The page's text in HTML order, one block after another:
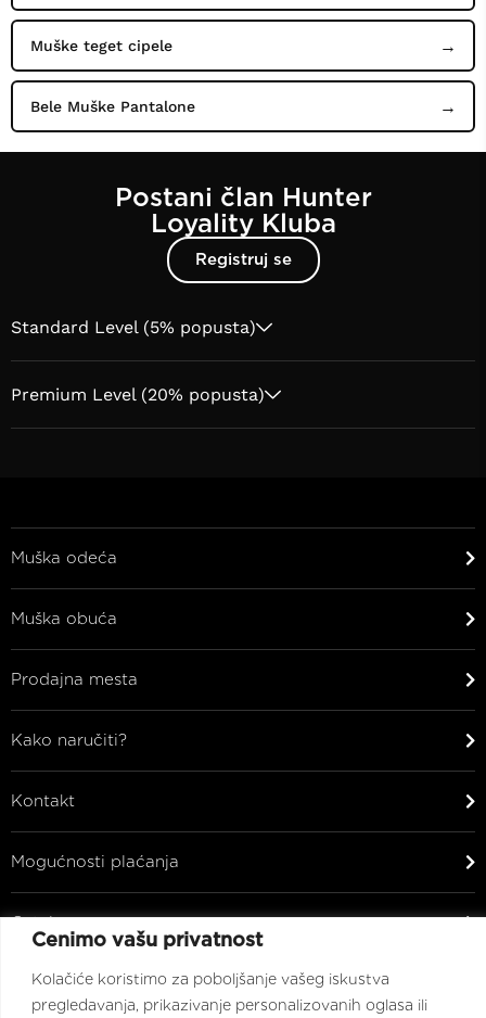
Cenimo vašu privatnost
Kolačiće koristimo za poboljšanje vašeg iskustva
pregledavanja, prikazivanje personalizovanih oglasa ili
Muške teget cipele
Bele Muške Pantalone
Postani član Hunter
Loyality Kluba
Registruj se
Standard Level (5% popusta)
Premium Level (20% popusta)
Muška odeća
Muška obuća
Prodajna mesta
Kako naručiti?
Kontakt
Mogućnosti plaćanja
Ostalo
Zaprati nas na